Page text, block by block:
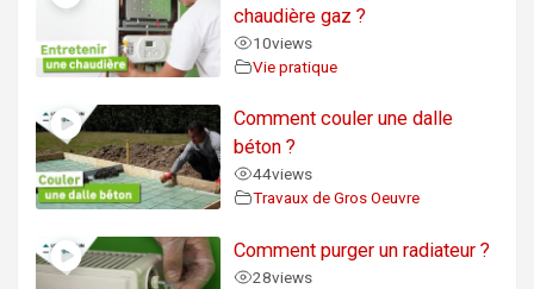
chaudière gaz ?
10views
Vie pratique
Comment couler une dalle
béton ?
44views
Travaux de Gros Oeuvre
Comment purger un radiateur ?
28views